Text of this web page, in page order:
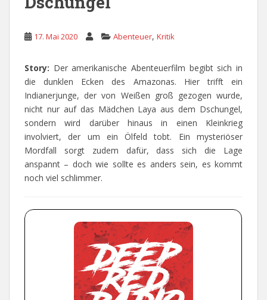
17. Mai 2020 Abenteuer, Kritik
Story: Der amerikanische Abenteuerfilm begibt sich in
die dunklen Ecken des Amazonas. Hier trifft ein
Indianerjunge, der von Weißen groß gezogen wurde,
nicht nur auf das Mädchen Laya aus dem Dschungel,
sondern wird darüber hinaus in einen Kleinkrieg
involviert, der um ein Ölfeld tobt. Ein mysteriöser
Mordfall sorgt zudem dafür, dass sich die Lage
anspannt – doch wie sollte es anders sein, es kommt
noch viel schlimmer.